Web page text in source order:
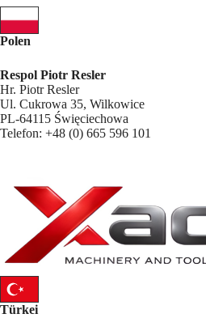
Polen
Respol Piotr Resler
Hr. Piotr Resler
Ul. Cukrowa 35, Wilkowice
PL-64115 Święciechowa
Telefon: +48 (0) 665 596 101
Türkei